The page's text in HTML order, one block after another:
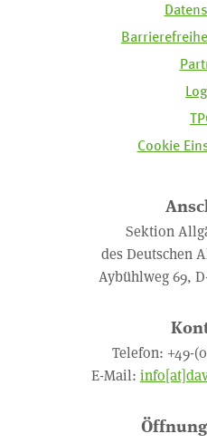
Cookie
Sektion
des Deutschen
Aybühlweg 69,
Telefon: +49-
E-Mail: